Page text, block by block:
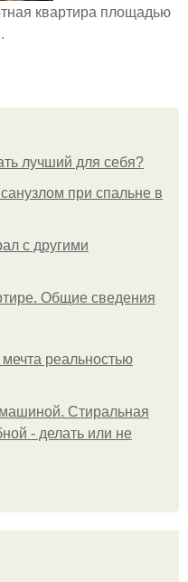
квартира площадью
лучший для себя?
при спальне в
с другими
Общие сведения
реальностью
Стиральная
- делать или не